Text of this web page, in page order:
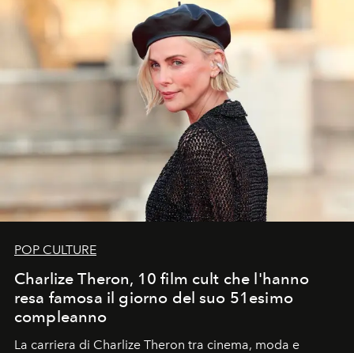
POP CULTURE
Charlize Theron, 10 film cult che l'hanno
resa famosa il giorno del suo 51esimo
compleanno
La carriera di Charlize Theron tra cinema, moda e